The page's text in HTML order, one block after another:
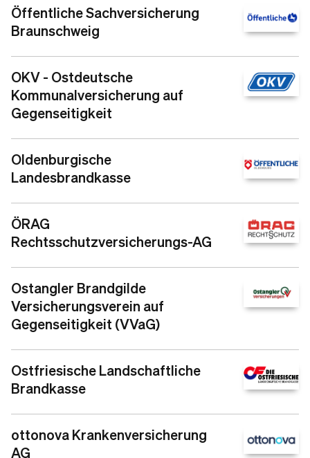
Öffentliche Sachversicherung
Braunschweig
OKV - Ostdeutsche
Kommunalversicherung auf
Gegenseitigkeit
Oldenburgische
Landesbrandkasse
ÖRAG
Rechtsschutzversicherungs-AG
Ostangler Brandgilde
Versicherungsverein auf
Gegenseitigkeit (VVaG)
Ostfriesische Landschaftliche
Brandkasse
ottonova Krankenversicherung
AG